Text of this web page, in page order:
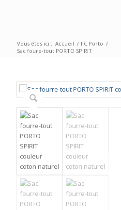
Vous êtes ici : Accueil / FC Porto /
Sac foure-tout PORTO SPIRIT